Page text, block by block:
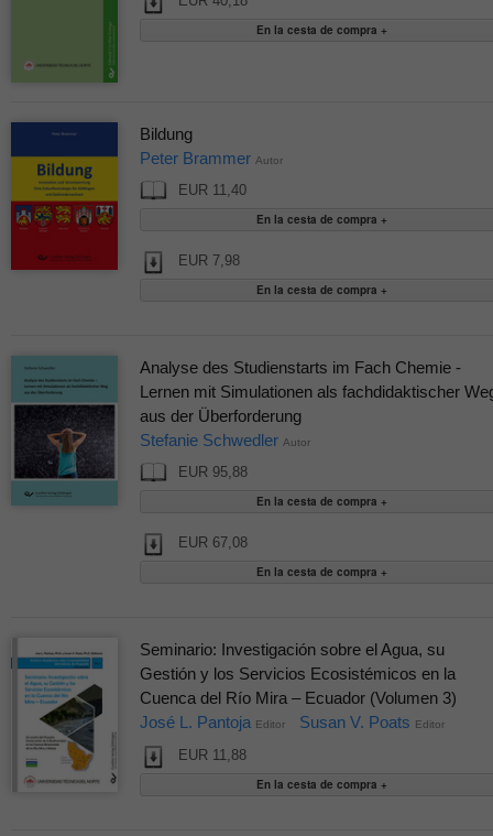
Bildung
Peter Brammer Autor
EUR 11,40
EUR 7,98
Analyse des Studienstarts im Fach Chemie -
Lernen mit Simulationen als fachdidaktischer
aus der Überforderung
Stefanie Schwedler Autor
EUR 95,88
EUR 67,08
Seminario: Investigación sobre el Agua, su
Gestión y los Servicios Ecosistémicos en la
Cuenca del Río Mira – Ecuador (Volumen 3)
José L. Pantoja Editor Susan V. Poats Editor
EUR 11,88